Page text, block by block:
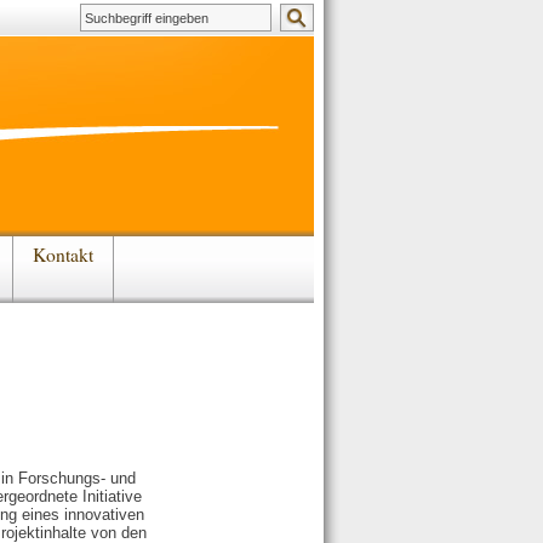
Kontakt
Forschungs- und
Initiative
eines innovativen
von den